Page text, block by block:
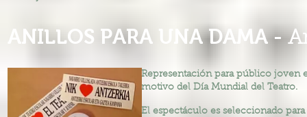
ANILLOS PARA UNA DAMA -
Representación para público joven
motivo del Día Mundial del Teatro.
El espectáculo es seleccionado